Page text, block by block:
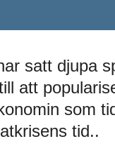
satt djupa
att
som
tid..